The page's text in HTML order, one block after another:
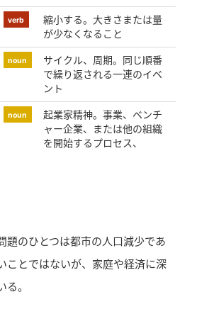
verb
縮小する。大きさまたは量
が少なくなること
noun
サイクル、周期。同じ順番
で繰り返される一連のイベ
ント
noun
起業家精神。事業、ベンチ
ャー企業、または他の組織
を開始するプロセス、
題のひとつは都市の人口減少であ
ことではないが、家庭や経済に深
。